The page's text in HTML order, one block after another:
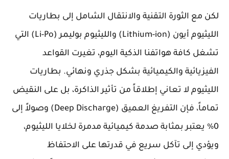
لكن مع الثورة التقنية والانتقال الشامل إلى بطاريات
الليثيوم أيون (Lithium-ion) والليثيوم بوليمر (Li-Po) التي
تشغل كافة هواتفنا الذكية اليوم، تغيرت القواعد
الفيزيائية والكيميائية بشكل جذري ونهائي. بطاريات
الليثيوم لا تعاني إطلاقاً من تأثير الذاكرة، بل على النقيض
تماماً، فإن التفريغ العميق (Deep Discharge) وصولاً إلى
0% يعتبر بمثابة صدمة كيميائية مدمرة لخلايا الليثيوم،
ويؤدي إلى تآكل سريع في قدرتها على الاحتفاظ